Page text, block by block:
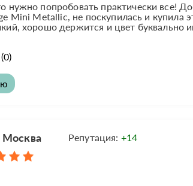
нужно попробовать практически все!
Mini Metallic, не поскупилась и купила
хорошо держится и цвет буквально
(0)
Репутация: +14